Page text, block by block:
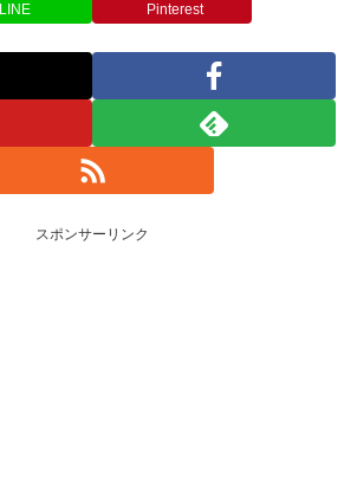
LINE Pinterest
スポンサーリンク